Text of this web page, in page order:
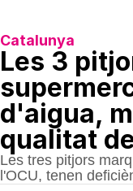
Catalunya
Les 3
d'aigua,
qualitat
Les tres pitjors
l'OCU, tenen